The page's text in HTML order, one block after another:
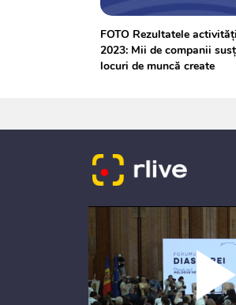
FOTO Rezultatele
2023: Mii de companii
locuri de muncă create